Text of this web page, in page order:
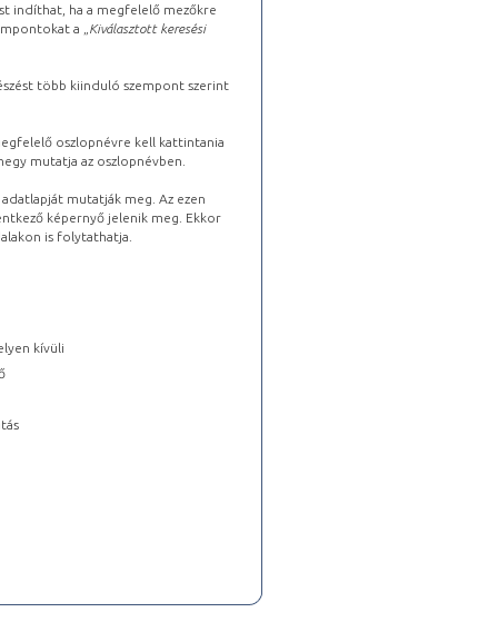
indíthat, ha a megfelelő mezőkre
a „ Kiválasztott keresési
több kiinduló szempont szerint
oszlopnévre kell kattintania
mutatja az oszlopnévben.
mutatják meg. Az ezen
képernyő jelenik meg. Ekkor
is folytathatja.
kívüli